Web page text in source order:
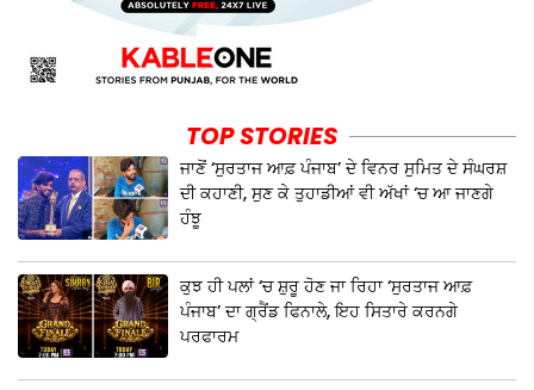
TOP STORIES
ਜਾਣੋਂ ‘ਸੁਰਤਾਜ ਆਫ਼ ਪੰਜਾਬ’ ਦੇ ਵਿਨਰ ਸੁਮਿਤ ਦੇ ਸੰਘਰਸ਼
ਦੀ ਕਹਾਣੀ, ਸੁਣ ਕੇ ਤੁਹਾਡੀਆਂ ਵੀ ਅੱਖਾਂ ‘ਚ ਆ ਜਾਣਗੇ
ਹੰਝੂ
ਕੁਝ ਹੀ ਪਲਾਂ ‘ਚ ਸ਼ੁਰੂ ਹੋਣ ਜਾ ਰਿਹਾ ‘ਸੁਰਤਾਜ ਆਫ਼
ਪੰਜਾਬ’ ਦਾ ਗ੍ਰੈਂਡ ਫਿਨਾਲੇ, ਇਹ ਸਿਤਾਰੇ ਕਰਨਗੇ
ਪਰਫਾਰਮ